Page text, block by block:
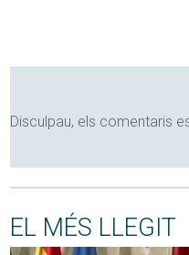
Disculpau, els comentaris
EL MÉS LLEGIT